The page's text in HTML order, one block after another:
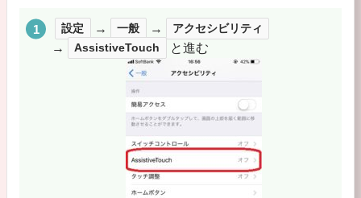
設定 → 一般 → アクセシビリティ
→ AssistiveTouch と進む